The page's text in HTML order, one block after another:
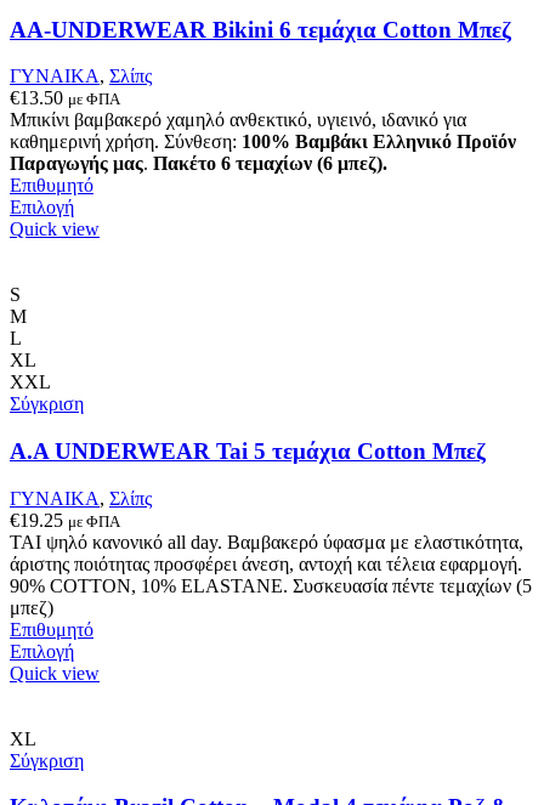
AA-UNDERWEAR Bikini 6 τεμάχια Cotton Μπεζ
ΓΥΝΑΙΚΑ, Σλίπς
€13.50 με ΦΠΑ
Μπικίνι βαμβακερό χαμηλό ανθεκτικό, υγιεινό, ιδανικό για
καθημερινή χρήση. Σύνθεση: 100% Βαμβάκι Ελληνικό Προϊόν
Παραγωγής μας. Πακέτο 6 τεμαχίων (6 μπεζ).
Επιθυμητό
ΕπιλογήΑυτό
το
να
στη
σελίδα
του
προϊόντος
Quick view
S
M
L
XL
XXL
Σύγκριση
A.A UNDERWEAR Tai 5 τεμάχια Cotton Μπεζ
ΓΥΝΑΙΚΑ, Σλίπς
€19.25 με ΦΠΑ
ΤΑΙ ψηλό κανονικό all day. Βαμβακερό ύφασμα με ελαστικότητα,
άριστης ποιότητας προσφέρει άνεση, αντοχή και τέλεια εφαρμογή.
90% COTTON, 10% ELASTANE. Συσκευασία πέντε τεμαχίων (5
μπεζ)
Επιθυμητό
ΕπιλογήΑυτό
το
παραλλαγές.
Quick view
XL
Σύγκριση